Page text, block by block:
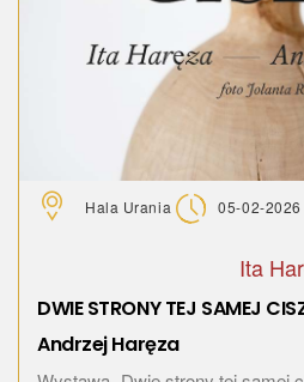
Hala Urania 05-02-
Ita
DWIE STRONY TEJ SAMEJ
Andrzej Haręza